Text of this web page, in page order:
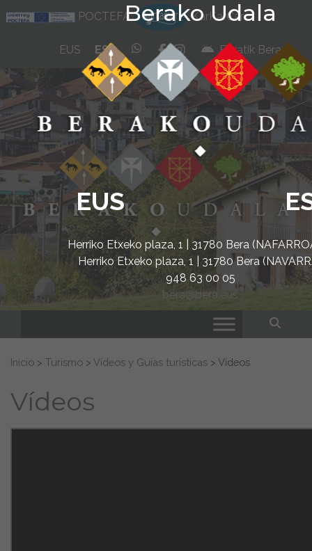
Berako Udala
EUS
Herriko Etxeko plaza, 1 | 31780 Bera
Herriko Etxeko plaza, 1 | 31780 Bera
948 63 00 05
bera@bera.eus
POCTEFA KarKarCar
EUS ES whatsapp
facebook
instagram
Beratik Berara
Buscar:
Inicio > Turismo > Vídeos y Guías turísticas > Vídeos
Vídeos